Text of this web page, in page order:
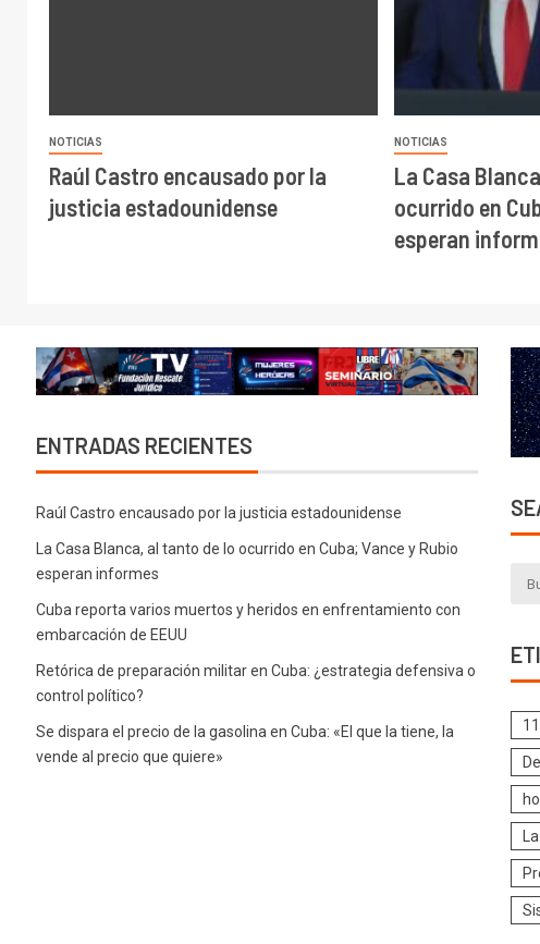
NOTICIAS
Raúl Castro encausado por la
justicia estadounidense
NOTICIAS
La Casa
ocurrido en
esperan
ENTRADAS RECIENTES
Raúl Castro encausado por la justicia estadounidense
La Casa Blanca, al tanto de lo ocurrido en Cuba; Vance y Rubio
esperan informes
Cuba reporta varios muertos y heridos en enfrentamiento con
embarcación de EEUU
Retórica de preparación militar en Cuba: ¿estrategia defensiva o
control político?
Se dispara el precio de la gasolina en Cuba: «El que la tiene, la
vende al precio que quiere»